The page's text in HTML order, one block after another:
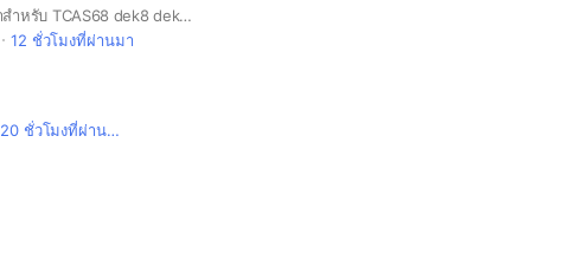
รวมข่าวสอบเข้าสำหรับ TCAS68 dek8 dek69 รับตรง ทุน ค่าย
12 ชั่วโมงที่ผ่านมา
20 ชั่วโมงที่ผ่านมา